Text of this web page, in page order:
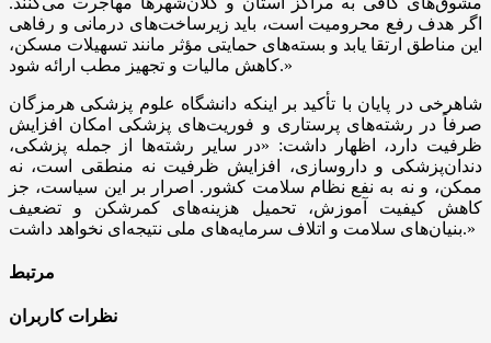
اگر هدف رفع محرومیت است، باید زیرساخت‌های درمانی و رفاهی
این مناطق ارتقا یابد و بسته‌های حمایتی مؤثر مانند تسهیلات مسکن،
کاهش مالیات و تجهیز مطب ارائه شود.»
شاهرخی در پایان با تأکید بر اینکه دانشگاه علوم پزشکی هرمزگان
صرفاً در رشته‌های پرستاری و فوریت‌های پزشکی امکان افزایش
ظرفیت دارد، اظهار داشت: «در سایر رشته‌ها از جمله پزشکی،
دندان‌پزشکی و داروسازی، افزایش ظرفیت نه منطقی است، نه
ممکن، و نه به نفع نظام سلامت کشور. اصرار بر این سیاست، جز
کاهش کیفیت آموزش، تحمیل هزینه‌های کمرشکن و تضعیف
بنیان‌های سلامت و اتلاف سرمایه‌های ملی نتیجه‌ای نخواهد داشت.»
مرتبط
نظرات کاربران